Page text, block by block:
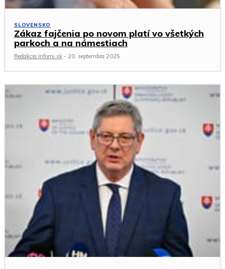
SLOVENSKO
Zákaz fajčenia po novom platí vo všetkých
parkoch a na námestiach
Redakcia Infomi.sk - 20. septembra 2025